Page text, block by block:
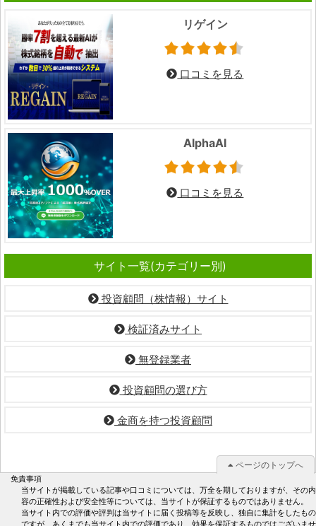
リゲイン
口コミを見る
AlphaAI
口コミを見る
サイト一覧(カテゴリー別)
投資顧問（株情報）サイト
検証済みサイト
無登録業者
投資顧問の選び方
金商を持つ投資顧問
免責事項
当サイトが掲載している記事や口コミについては、万全を期しておりますが、その内
容の正確性および安全性等については、当サイトが保証するものではありません。
当サイト内での評価や評判は当サイトに届く投稿等を反映し、独自に集計をしたもの
ですが、あくまでも当サイト内での評価であり、効果を保証するものではございませ
ページのトップへ